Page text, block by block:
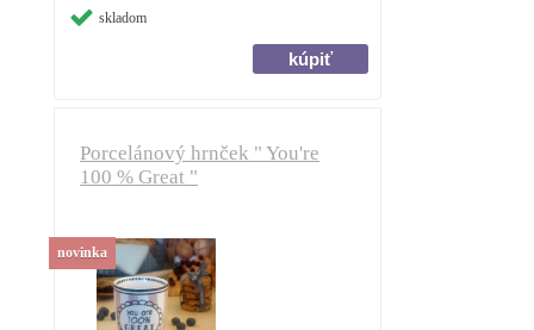
skladom
Porcelánový hrnček " You're
100 % Great "
novinka